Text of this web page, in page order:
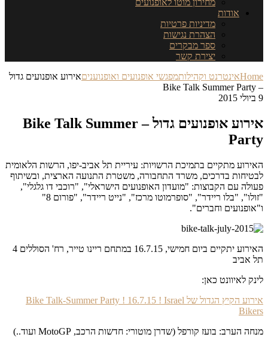
אודות
מדיניות פרטיות
הצהרת נגישות
ספר מבקרים
יצירת קשר
Homeאינטרנט וקהילותמפגשי אופנועים ואופנועניםאירוע אופנועים גדול
– Bike Talk Summer Party
9 ביולי 2015
אירוע אופנועים גדול – Bike Talk Summer
Party
האירוע מתקיים בתמיכת הרשויות: עיריית תל אביב-יפו, הרשות הלאומית
לבטיחות בדרכים, משרד התחבורה, משטרת התנועה הארצית, ובשיתוף
פעולה עם הקבוצות: "מועדון האופנועים הישראלי", "רוכבי דו גלגלי",
"זולו", "בלו ריידר", "סופרמוטו מרכז", "נייט ריידר", "פורום 8"
ו"אופנועים וחברים".
האירוע יתקיים ביום חמישי, 16.7.15 במתחם ריינו טייר, רח' הסוללים 4
תל אביב
לינק לאיוונט כאן:
אירוע הקיץ הגדול של Bike Talk-Summer Party ! 16.7.15 ! Israel
Bikers
מנחה הערב: בועז קורפל (שדרן מוטורי: חדשות הרכב, MotoGP ועוד..)